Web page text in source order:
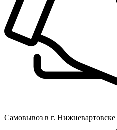
Самовывоз в г. Нижневартовске